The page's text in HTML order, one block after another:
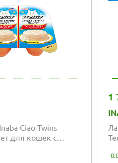
Ciao Twins
для кошек с
1